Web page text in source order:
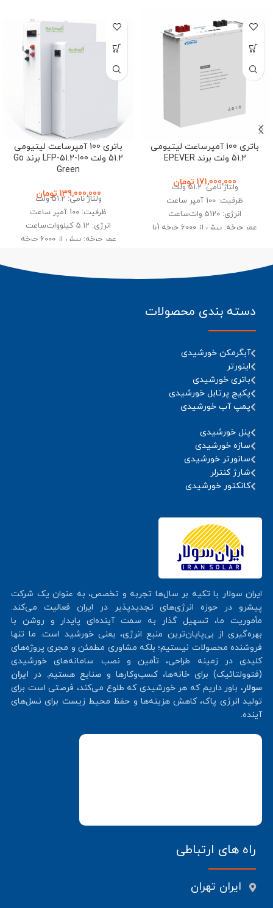
باتری 100 آمپرساعت لیتیومی
51.2 ولت برند EPEVER
171,000,000 تومان
ولتاژ نامی: 51.2 ولت
ظرفیت: 100 آمپر ساعت
انرژی: 5120 وات‌ساعت
عمر چرخه: بیش از 6000 چرخه (با
درجه سانتی‌گراد
باتری 100 آمپرساعت لیتیومی
51.2 ولت LFP-51.2-100 برند Go
Green
139,000,000 تومان
ولتاژ نامی: 51.2 ولت
ظرفیت: 100 آمپر ساعت
انرژی: 5.12 کیلووات‌ساعت
عمر چرخه: بیش از 6000 چرخه
دسته بندی محصولات
آبگرمکن خورشیدی
اینورتر
باتری خورشیدی
پکیج پرتابل خورشیدی
پمپ آب خورشیدی
پنل خورشیدی
سازه خورشیدی
سانورتر خورشیدی
شارژ کنترلر
کانکتور خورشیدی
ایران سولار با تکیه بر سال‌ها تجربه و تخصص، به عنوان یک شرکت
پیشرو در حوزه انرژی‌های تجدیدپذیر در ایران فعالیت می‌کند.
مأموریت ما، تسهیل گذار به سمت آینده‌ای پایدار و روشن با
بهره‌گیری از بی‌پایان‌ترین منبع انرژی، یعنی خورشید است. ما تنها
فروشنده محصولات نیستیم؛ بلکه مشاوری مطمئن و مجری پروژه‌های
کلیدی در زمینه طراحی، تأمین و نصب سامانه‌های خورشیدی
(فتوولتائیک) برای خانه‌ها، کسب‌وکارها و صنایع هستیم. در ایران
سولار، باور داریم که هر خورشیدی که طلوع می‌کند، فرصتی است برای
تولید انرژی پاک، کاهش هزینه‌ها و حفظ محیط زیست برای نسل‌های
آینده.
راه های ارتباطی
ایران تهران